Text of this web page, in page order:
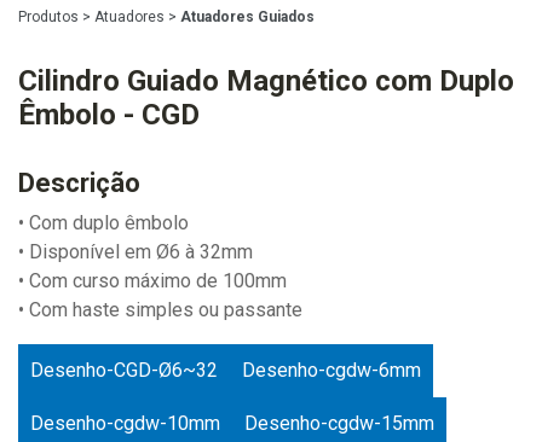
Produtos > Atuadores > Atuadores Guiados
Cilindro Guiado Magnético com Duplo
Êmbolo - CGD
Descrição
• Com duplo êmbolo
• Disponível em Ø6 à 32mm
• Com curso máximo de 100mm
• Com haste simples ou passante
Desenho-CGD-Ø6~32 Desenho-cgdw-6mm
Desenho-cgdw-10mm Desenho-cgdw-15mm